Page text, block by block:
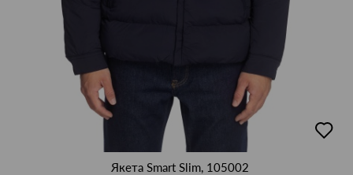
в
Якета Smart Slim, 105002